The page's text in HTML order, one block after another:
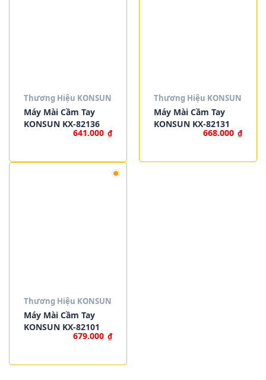
Thương Hiệu KONSUN
Máy Mài Cầm Tay
KONSUN KX-82136
641.000 ₫
Thương Hiệu KONSUN
Máy Mài Cầm Tay
KONSUN KX-82131
668.000 ₫
Thương Hiệu KONSUN
Máy Mài Cầm Tay
KONSUN KX-82101
679.000 ₫